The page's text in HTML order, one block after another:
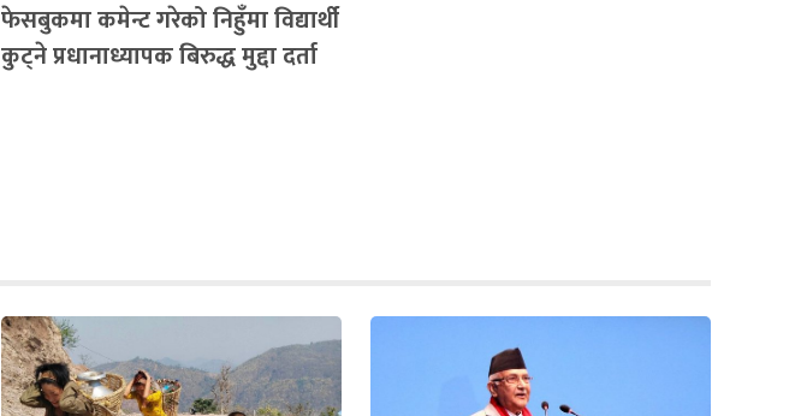
फेसबुकमा कमेन्ट गरेको निहुँमा विद्यार्थी
कुट्ने प्रधानाध्यापक बिरुद्ध मुद्दा दर्ता